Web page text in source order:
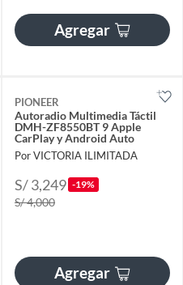
Agregar
PIONEER
Autoradio Multimedia Táctil
DMH-ZF8550BT 9 Apple
CarPlay y Android Auto
Por VICTORIA ILIMITADA
S/ 3,249 -19%
S/ 4,000
Agregar